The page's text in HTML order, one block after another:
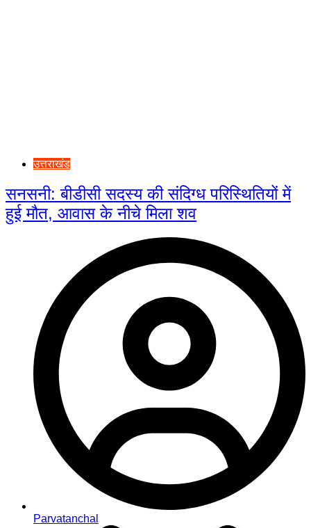
उत्तराखंड
सनसनी: बीडीसी सदस्य की संदिग्ध परिस्थितियों में
हुई मौत, आवास के नीचे मिला शव
Parvatanchal